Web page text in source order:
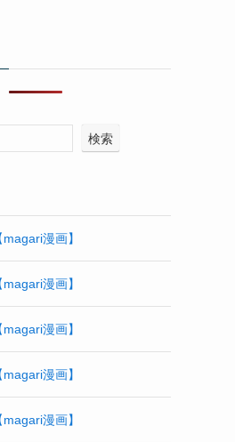
検索
漫画】
漫画】
漫画】
漫画】
漫画】